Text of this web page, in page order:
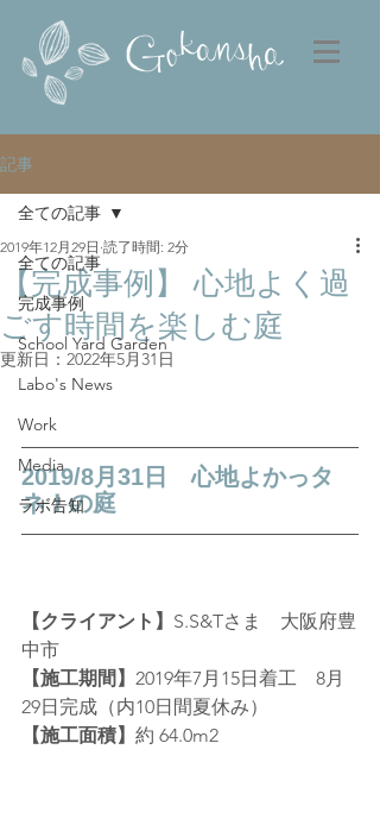
記事
全ての記事
完成事例
School Yard Garden
Labo's News
Work
Media
ラボ告知
全ての記事
【完成事例】 心地よく過
ごす時間を楽しむ庭
2019年12月29日 読了時間: 2分
更新日： 2022年5月31日
2019/8月31日　心地よかっタ
ネ！の庭
【クライアント】 S.S&Tさま　大阪府豊
中市
【施工期間】 2019年7月15日着工　8月
29日完成（内10日間夏休み）
【施工面積】 約 64.0m2